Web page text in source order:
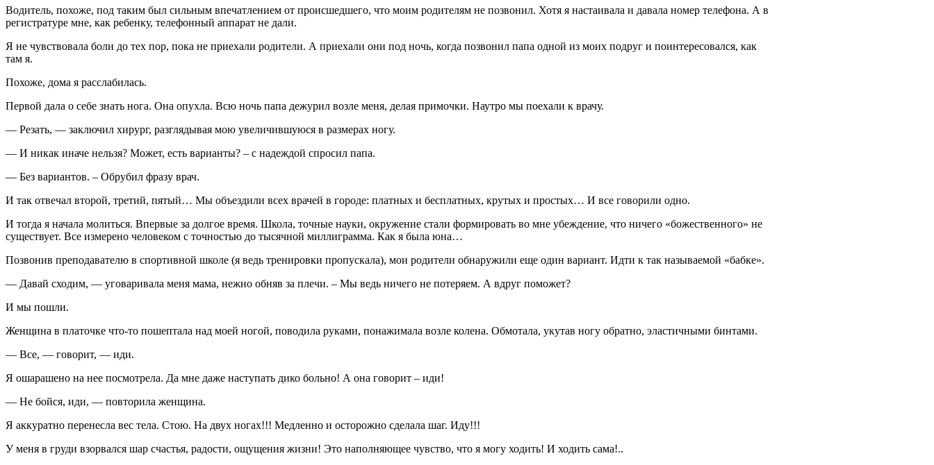
Водитель, похоже, под таким был сильным впечатлением от происшедшего, что моим родителям не позвонил. Хотя я настаивала и давала номер телефона. А в
регистратуре мне, как ребенку, телефонный аппарат не дали.
Я не чувствовала боли до тех пор, пока не приехали родители. А приехали они под ночь, когда позвонил папа одной из моих подруг и поинтересовался, как
там я.
Похоже, дома я расслабилась.
Первой дала о себе знать нога. Она опухла. Всю ночь папа дежурил возле меня, делая примочки. Наутро мы поехали к врачу.
— Резать, — заключил хирург, разглядывая мою увеличившуюся в размерах ногу.
— И никак иначе нельзя? Может, есть варианты? – с надеждой спросил папа.
— Без вариантов. – Обрубил фразу врач.
И так отвечал второй, третий, пятый… Мы объездили всех врачей в городе: платных и бесплатных, крутых и простых… И все говорили одно.
И тогда я начала молиться. Впервые за долгое время. Школа, точные науки, окружение стали формировать во мне убеждение, что ничего «божественного» не
существует. Все измерено человеком с точностью до тысячной миллиграмма. Как я была юна…
Позвонив преподавателю в спортивной школе (я ведь тренировки пропускала), мои родители обнаружили еще один вариант. Идти к так называемой «бабке».
— Давай сходим, — уговаривала меня мама, нежно обняв за плечи. – Мы ведь ничего не потеряем. А вдруг поможет?
И мы пошли.
Женщина в платочке что-то пошептала над моей ногой, поводила руками, понажимала возле колена. Обмотала, укутав ногу обратно, эластичными бинтами.
— Все, — говорит, — иди.
Я ошарашено на нее посмотрела. Да мне даже наступать дико больно! А она говорит – иди!
— Не бойся, иди, — повторила женщина.
Я аккуратно перенесла вес тела. Стою. На двух ногах!!! Медленно и осторожно сделала шаг. Иду!!!
У меня в груди взорвался шар счастья, радости, ощущения жизни! Это наполняющее чувство, что я могу ходить! И ходить сама!..